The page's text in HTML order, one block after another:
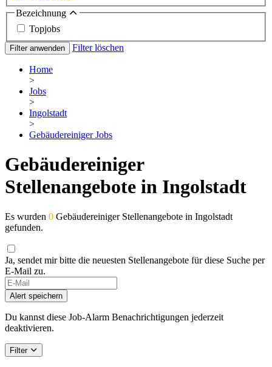
Bezeichnung
Topjobs
Filter anwenden Filter löschen
Home
>
Jobs
>
Ingolstadt
>
Gebäudereiniger Jobs
Gebäudereiniger
Stellenangebote in Ingolstadt
Es wurden 0 Gebäudereiniger Stellenangebote in Ingolstadt
gefunden.
Ja, sendet mir bitte die neuesten Stellenangebote für diese Suche per
E-Mail zu.
Alert speichern
Du kannst diese Job-Alarm Benachrichtigungen jederzeit
deaktivieren.
Filter